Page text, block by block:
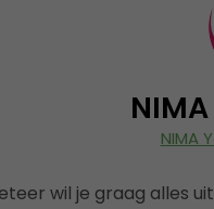
NIMA
wil je graag alles